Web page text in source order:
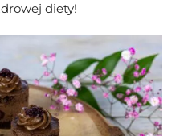
diety!